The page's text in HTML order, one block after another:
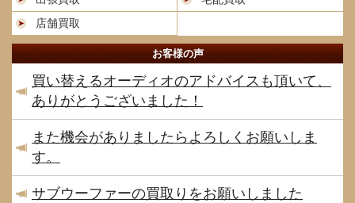
店舗買取
お客様の声
買い替えるオーディオのアドバイスも頂いて、
ありがとうございました！
また機会がありましたらよろしくお願いしま
す。
サブウーファーの買取りをお願いしました